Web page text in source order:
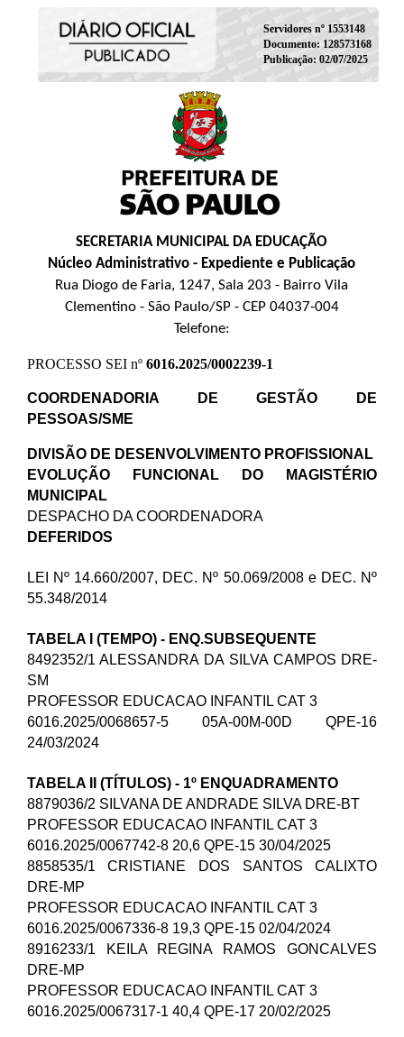
Servidores nº 1553148
Documento: 128573168
Publicação: 02/07/2025
SECRETARIA MUNICIPAL DA EDUCAÇÃO
Núcleo Administrativo - Expediente e Publicação
Rua Diogo de Faria, 1247, Sala 203 - Bairro Vila
Clementino - São Paulo/SP - CEP 04037-004
Telefone:
PROCESSO SEI nº 6016.2025/0002239-1
COORDENADORIA DE GESTÃO DE
PESSOAS/SME
DIVISÃO DE DESENVOLVIMENTO PROFISSIONAL
EVOLUÇÃO FUNCIONAL DO MAGISTÉRIO
MUNICIPAL
DESPACHO DA COORDENADORA
DEFERIDOS
LEI Nº 14.660/2007, DEC. Nº 50.069/2008 e DEC. Nº
55.348/2014
TABELA I (TEMPO) - ENQ.SUBSEQUENTE
8492352/1 ALESSANDRA DA SILVA CAMPOS DRE-
SM
PROFESSOR EDUCACAO INFANTIL CAT 3
6016.2025/0068657-5 05A-00M-00D QPE-16
24/03/2024
TABELA II (TÍTULOS) - 1º ENQUADRAMENTO
8879036/2 SILVANA DE ANDRADE SILVA DRE-BT
PROFESSOR EDUCACAO INFANTIL CAT 3
6016.2025/0067742-8 20,6 QPE-15 30/04/2025
8858535/1 CRISTIANE DOS SANTOS CALIXTO
DRE-MP
PROFESSOR EDUCACAO INFANTIL CAT 3
6016.2025/0067336-8 19,3 QPE-15 02/04/2024
8916233/1 KEILA REGINA RAMOS GONCALVES
DRE-MP
PROFESSOR EDUCACAO INFANTIL CAT 3
6016.2025/0067317-1 40,4 QPE-17 20/02/2025